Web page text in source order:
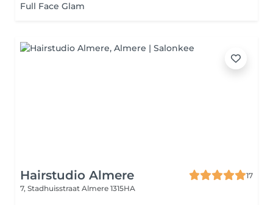
Full Face Glam
Hairstudio Almere
17
7, Stadhuisstraat Almere 1315HA